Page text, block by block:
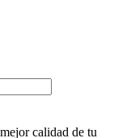
calidad de tu